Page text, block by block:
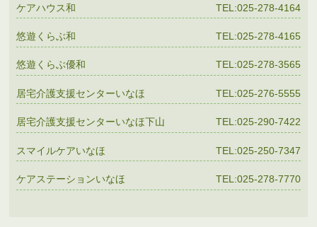
ケアハウス和 TEL:025-278-4164
悠遊くらぶ和 TEL:025-278-4165
悠遊くらぶ優和 TEL:025-278-3565
居宅介護支援センターいなほ TEL:025-276-5555
居宅介護支援センターいなほ下山 TEL:025-290-7422
スマイルケアいなほ TEL:025-250-7347
ケアステーションいなほ TEL:025-278-7770